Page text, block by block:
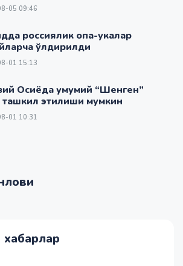
05 09:46
россиялик опа-укалар
ўлдирилди
01 15:13
Осиёда умумий “Шенген”
ташкил этилиши мумкин
01 10:31